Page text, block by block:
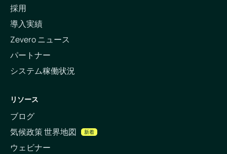
採用
導入実績
Zevero ニュース
パートナー
システム稼働状況
リソース
ブログ
気候政策 世界地図
新着
ウェビナー